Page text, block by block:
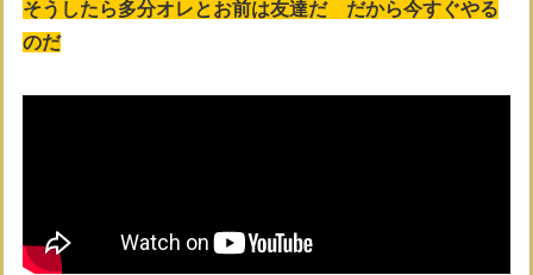
そうしたら多分オレとお前は友達だ だから今すぐやる
のだ